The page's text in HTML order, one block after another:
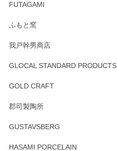
FUTAGAMI
ふもと窯
我戸幹男商店
GLOCAL STANDARD PRODUCTS
GOLD CRAFT
郡司製陶所
GUSTAVSBERG
HASAMI PORCELAIN